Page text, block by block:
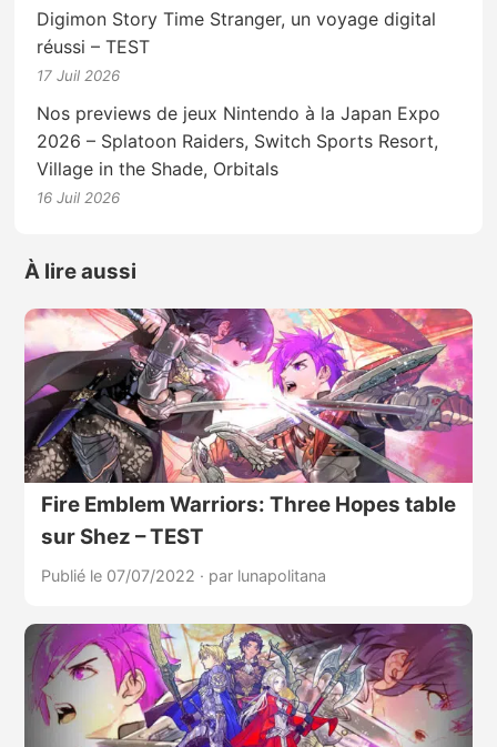
Digimon Story Time Stranger, un voyage digital
réussi – TEST
17 Juil 2026
Nos previews de jeux Nintendo à la Japan Expo
2026 – Splatoon Raiders, Switch Sports Resort,
Village in the Shade, Orbitals
16 Juil 2026
À lire aussi
Fire Emblem Warriors: Three Hopes table
sur Shez – TEST
Publié le 07/07/2022 · par lunapolitana